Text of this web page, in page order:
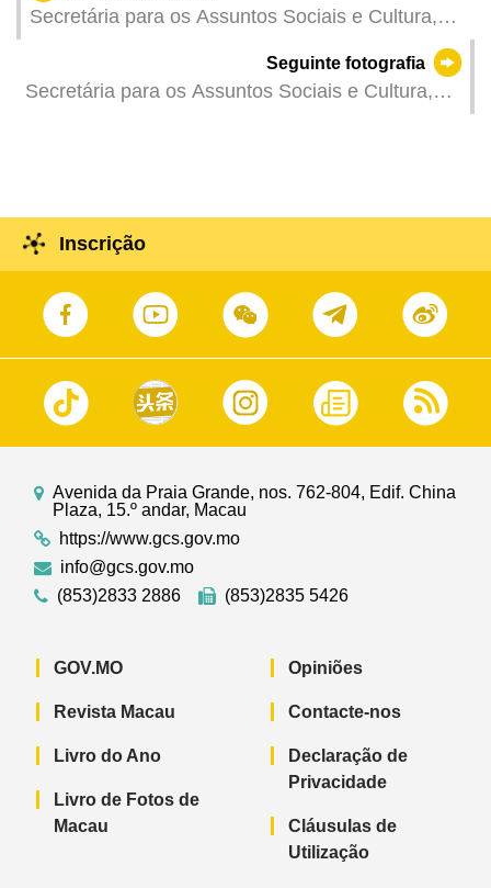
Secretária para os Assuntos Sociais e Cultura,
"Festival de Primavera" de 2024 em Macau.
Seguinte fotografia
Secretária para os Assuntos Sociais e Cultura,
Inscrição
Avenida da Praia Grande, nos. 762-804, Edif. China
Plaza, 15.º andar, Macau
https://www.gcs.gov.mo
info@gcs.gov.mo
(853)2833 2886
(853)2835 5426
GOV.MO
Revista Macau
Livro do Ano
Livro de Fotos de
Macau
Opiniões
Contacte-nos
Declaração de
Privacidade
Cláusulas de
Utilização